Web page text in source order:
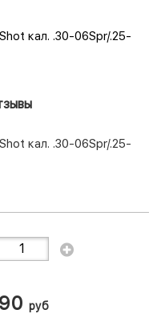
кал. .30-06Spr/.25-
кал. .30-06Spr/.25-
руб